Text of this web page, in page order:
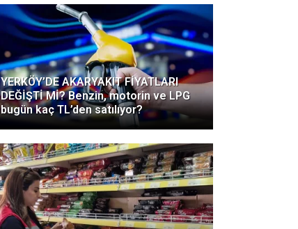
YERKÖY’DE AKARYAKIT FİYATLARI
DEĞİŞTİ Mİ? Benzin, motorin ve LPG
bugün kaç TL’den satılıyor?